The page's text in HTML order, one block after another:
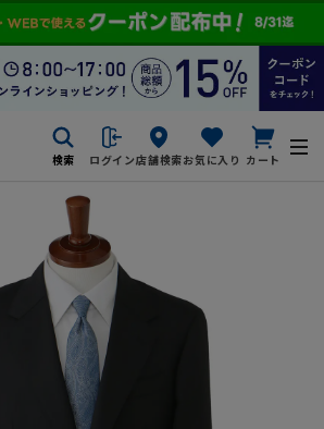
検索 ログイン店舗検索お気に入り カート